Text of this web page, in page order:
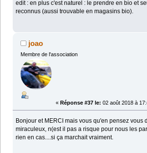
edit : en plus c'est naturel : le prendre en bio et
reconnus (aussi trouvable en magasins bio).
joao
Membre de l'association
« Réponse #37 le: 02 août 2018 à
Bonjour et MERCI mais vous qu'en pensez vous
miraculeux, n(est il pas a risque pour nous les
rien en cas....si ça marchait vraiment.